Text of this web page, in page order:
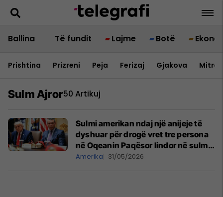
Ballina Të fundit Lajme Botë
Prishtina Prizreni Peja Ferizaj Gjakova
Sulm Ajror50 Artikuj
Sulmi amerikan ndaj një anijeje të
dyshuar për drogë vret tre persona
në Oqeanin Paqësor lindor në sulmin
e katërt këtë javë
Amerika 31/05/2026